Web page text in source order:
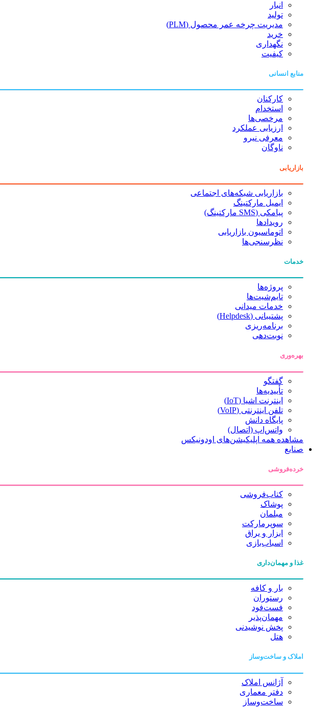
انبار
تولید
مدیریت چرخه عمر محصول (PLM)
خرید
نگهداری
کیفیت
منابع انسانی
کارکنان
استخدام
مرخصی‌ها
ارزیابی عملکرد
معرفی نیرو
ناوگان
بازاریابی
بازاریابی شبکه‌های اجتماعی
ایمیل مارکتینگ
پیامکی (SMS مارکتینگ)
رویدادها
اتوماسیون بازاریابی
نظرسنجی‌ها
خدمات
پروژه‌ها
تایم‌شیت‌ها
خدمات میدانی
پشتیبانی (Helpdesk)
برنامه‌ریزی
نوبت‌دهی
بهره‌وری
گفتگو
تأییدیه‌ها
اینترنت اشیا (IoT)
تلفن اینترنتی (VoIP)
پایگاه دانش
واتس‌اپ (اتصال)
مشاهده همه اپلیکیشن‌های اودونیکس
صنایع
خرده‌فروشی
کتاب‌فروشی
پوشاک
مبلمان
سوپرمارکت
ابزار و یراق
اسباب‌بازی
غذا و مهمان‌داری
بار و کافه
رستوران
فست‌فود
مهمان‌پذیر
پخش نوشیدنی
هتل
املاک و ساخت‌وساز
آژانس املاک
دفتر معماری
ساخت‌وساز